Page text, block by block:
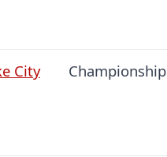
City Championship